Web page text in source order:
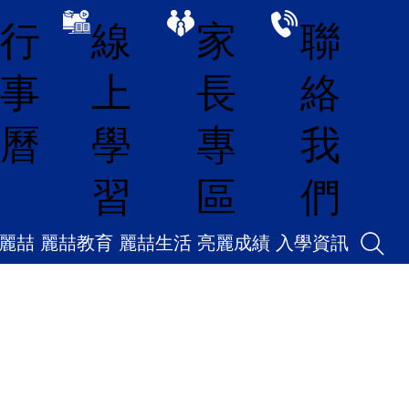
行
事
曆
線
上
學
習
家
長
專
區
聯
絡
我
們
喆 麗喆教育 麗喆生活 亮麗成績 入學資訊